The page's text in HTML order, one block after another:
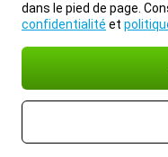
dans le pied de page.
confidentialité et